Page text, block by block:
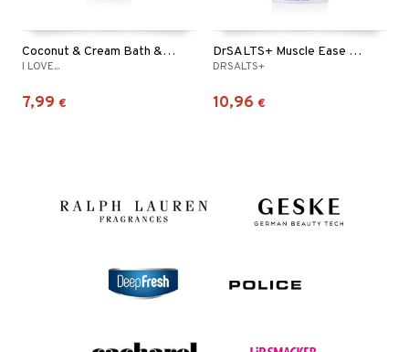
Coconut & Cream Bath & Shower Crème
I LOVE...
7,99 €
DrSALTS+ Muscle Ease Epsom Bath Salts
DRSALTS+
10,96 €